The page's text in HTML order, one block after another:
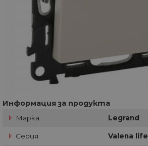
Информация за продукта
Марка Legrand
Серия Valena life